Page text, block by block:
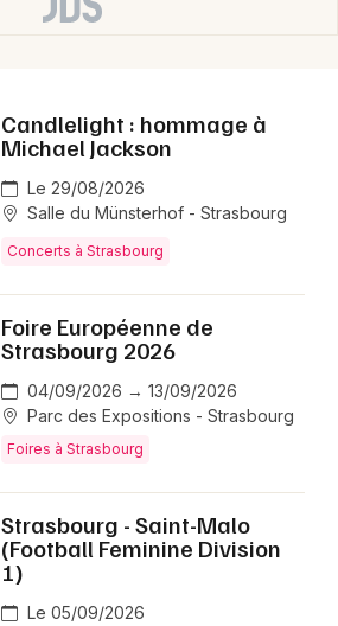
Candlelight : hommage à
Michael Jackson
Le 29/08/2026
Salle du Münsterhof - Strasbourg
Concerts à Strasbourg
Foire Européenne de
Strasbourg 2026
04/09/2026 → 13/09/2026
Parc des Expositions - Strasbourg
Foires à Strasbourg
Strasbourg - Saint-Malo
(Football Feminine Division
1)
Le 05/09/2026